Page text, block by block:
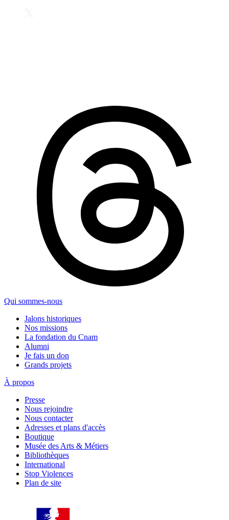
Qui sommes-nous
Jalons historiques
Nos missions
La fondation du Cnam
Alumni
Je fais un don
Grands projets
À propos
Presse
Nous rejoindre
Nous contacter
Adresses et plans d'accès
Boutique
Musée des Arts & Métiers
Bibliothèques
International
Stop Violences
Plan de site